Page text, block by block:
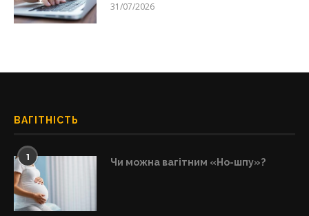
31/07/2026
ВАГІТНІСТЬ
1 Чи можна вагітним «Но-шпу»?